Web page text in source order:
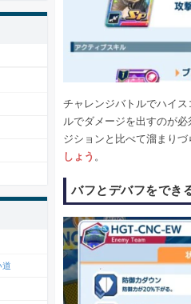
チャレンジバトルでハイ
ルでダメージを出すのが
ジションと比べて溜まりづ
しょう 。
バフとデバフをでき
道